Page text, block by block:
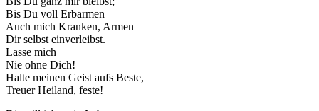
Bis Du voll Erbarmen
Auch mich Kranken, Armen
Dir selbst einverleibst.
Lasse mich
Nie ohne Dich!
Halte meinen Geist aufs Beste,
Treuer Heiland, feste!